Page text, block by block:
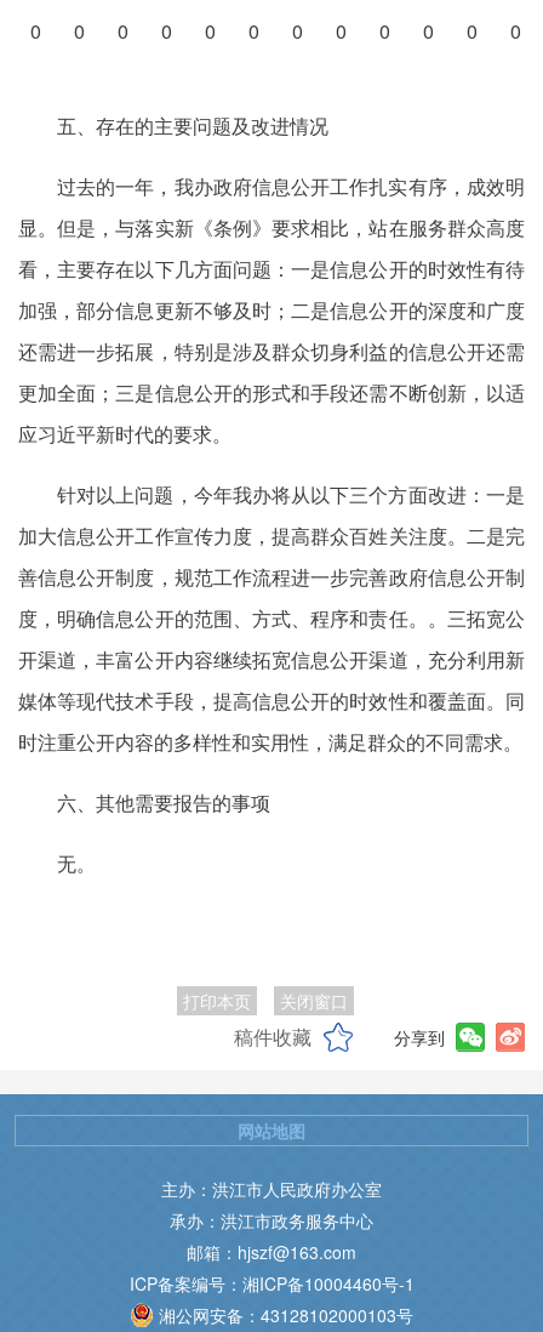
0 0 0 0 0 0 0 0 0 0 0 0
五、存在的主要问题及改进情况
过去的一年，我办政府信息公开工作扎实有序，成效明
显。但是，与落实新《条例》要求相比，站在服务群众高度
看，主要存在以下几方面问题：一是信息公开的时效性有待
加强，部分信息更新不够及时；二是信息公开的深度和广度
还需进一步拓展，特别是涉及群众切身利益的信息公开还需
更加全面；三是信息公开的形式和手段还需不断创新，以适
应习近平新时代的要求。
针对以上问题，今年我办将从以下三个方面改进：一是
加大信息公开工作宣传力度，提高群众百姓关注度。二是完
善信息公开制度，规范工作流程进一步完善政府信息公开制
度，明确信息公开的范围、方式、程序和责任。。三拓宽公
开渠道，丰富公开内容继续拓宽信息公开渠道，充分利用新
媒体等现代技术手段，提高信息公开的时效性和覆盖面。同
时注重公开内容的多样性和实用性，满足群众的不同需求。
六、其他需要报告的事项
无。
打印本页 关闭窗口
稿件收藏 分享到
主办：洪江市人民政府办公室
承办：洪江市政务服务中心
邮箱：hjszf@163.com
ICP备案编号：湘ICP备10004460号-1
湘公网安备：43128102000103号
网站地图